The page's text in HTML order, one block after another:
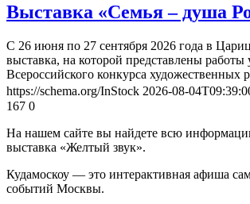
Выставка «Семья – душа
С 26 июня по 27 сентября 2026 года в
выставка, на которой представлены работы
Всероссийского конкурса художественных
https://schema.org/InStock 2026-08-
167 0
На нашем сайте вы найдете всю
выставка «Желтый звук».
Кудамоскоу — это интерактивная афиша
событий Москвы.